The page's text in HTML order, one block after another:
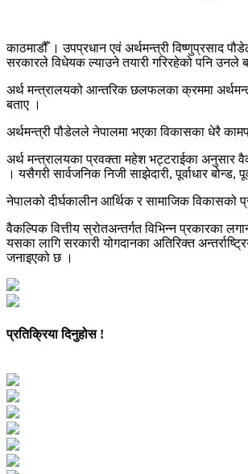
काठमाडौँ । उपप्रधान एवं अर्थमन्त्री विष्णुप्रसाद
सरकारले विधेयक ल्याउने तयारी गरिरहेको पनि उनले
अर्थ मन्त्रालयको आन्तरिक छलफलका क्रममा
बताए ।
अर्थमन्त्री पौडेलले नेपालमा भएका विकासका धेरै
अर्थ मन्त्रालयका प्रवक्ता महेश भट्टराईका अनुसार
। यसैगरी सार्वजनिक निजी साझेदारी, पूर्वाधार
नेपालको दीर्घकालीन आर्थिक र सामाजिक विकासको
वैकल्पिक वित्तीय स्रोतअन्तर्गत विभिन्न प्रकारका
यसका लागि सरकारी योगदानका अतिरिक्त
जनाइएको छ ।
प्रतिक्रिया दिनुहोस !